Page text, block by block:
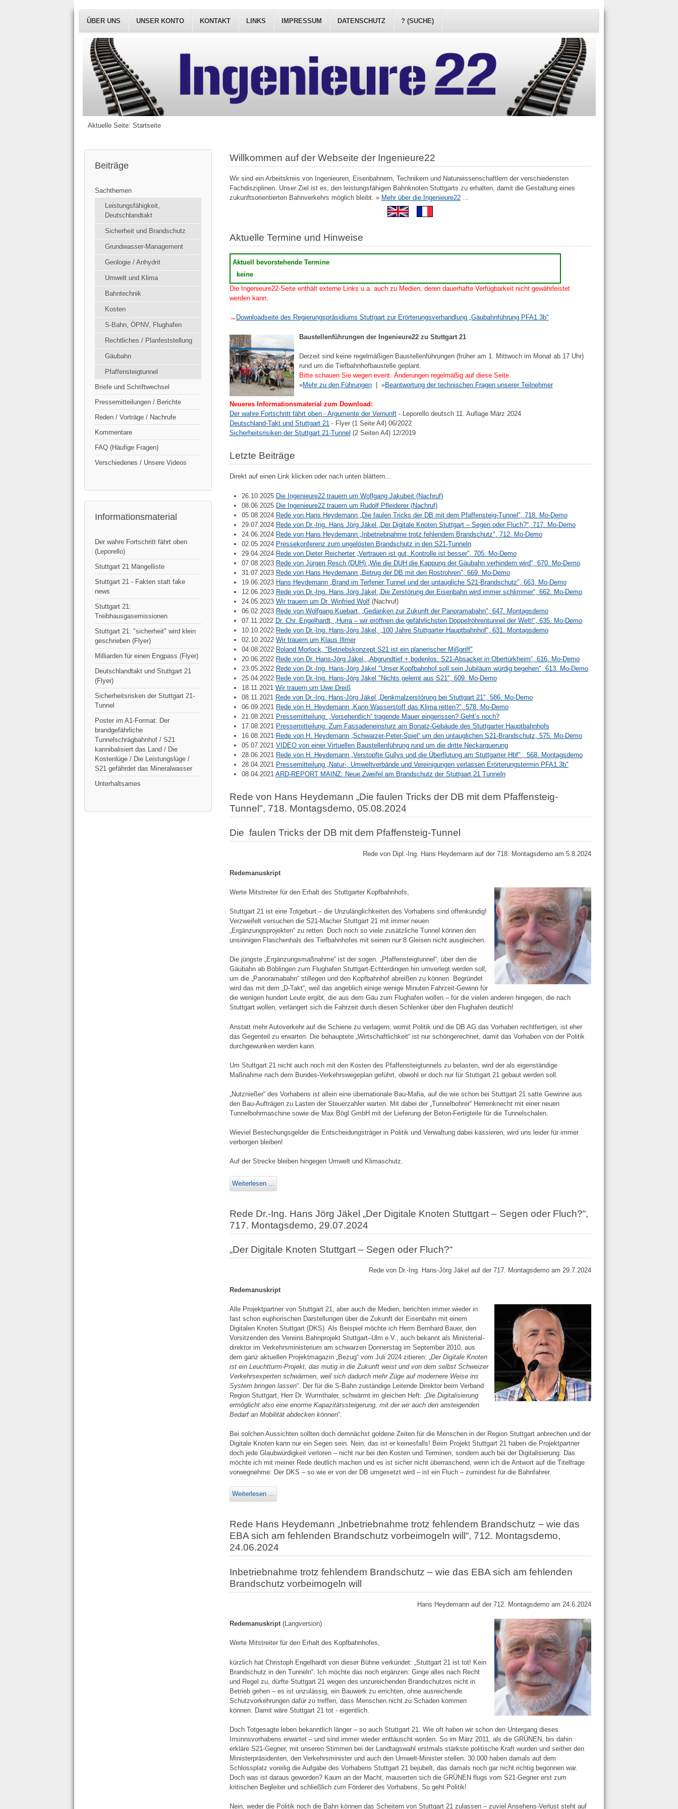
ÜBER UNS UNSER KONTO KONTAKT LINKS IMPRESSUM DATENSCHUTZ ? (SUCHE)
Aktuelle Seite: Startseite
Beiträge
Sachthemen
Leistungsfähigkeit,
Deutschlandtakt
Sicherheit und Brandschutz
Grundwasser-Management
Geologie / Anhydrit
Umwelt und Klima
Bahntechnik
Kosten
S-Bahn, ÖPNV, Flughafen
Rechtliches / Planfeststellung
Gäubahn
Pfaffensteigtunnel
Briefe und Schriftwechsel
Pressemitteilungen / Berichte
Reden / Vorträge / Nachrufe
Kommentare
FAQ (Häufige Fragen)
Verschiedenes / Unsere Videos
Informationsmaterial
Der wahre Fortschritt fährt oben
(Leporello)
Stuttgart 21 Mängelliste
Stuttgart 21 - Fakten statt fake
news
Stuttgart 21:
Treibhausgasemissionen
Stuttgart 21: "sicherheit" wird klein
geschrieben (Flyer)
Milliarden für einen Engpass (Flyer)
Deutschlandtakt und Stuttgart 21
(Flyer)
Sicherheitsrisken der Stuttgart 21-
Tunnel
Poster im A1-Format: Der
brandgefährliche
Tunnelschrägbahnhof / S21
kannibalisiert das Land / Die
Kostenlüge / Die Leistungslüge /
S21 gefährdet das Mineralwasser
Unterhaltsames
Willkommen auf der Webseite der Ingenieure22
Wir sind ein Arbeitskreis von Ingenieuren, Eisenbahnern, Technikern und Naturwissenschaftlern der verschiedensten
Fachdisziplinen. Unser Ziel ist es, den leistungsfähigen Bahnknoten Stuttgarts zu erhalten, damit die Gestaltung eines
zukunftsorientierten Bahnverkehrs möglich bleibt. » Mehr über die Ingenieure22...
Aktuelle Termine und Hinweise
Aktuell bevorstehende Termine
keine
Die Ingenieure22-Seite enthält externe Links u.a. auch zu Medien, deren dauerhafte Verfügbarkeit nicht gewährleistet
werden kann.
→ Downloadseite des Regierungspräsidiums Stuttgart zur Erörterungsverhandlung „Gäubahnführung PFA1.3b"
Baustellenführungen der Ingenieure22 zu Stuttgart 21
Derzeit sind keine regelmäßigen Baustellenführungen (früher am 1. Mittwoch im Monat ab 17 Uhr)
rund um die Tiefbahnhofbaustelle geplant.
Bitte schauen Sie wegen event. Änderungen regelmäßig auf diese Seite.
»Mehr zu den Führungen| »Beantwortung der technischen Fragen unserer Teilnehmer
Neueres Informationsmaterial zum Download:
Der wahre Fortschritt fährt oben - Argumente der Vernunft- Leporello deutsch 11. Auflage März 2024
Deutschland-Takt und Stuttgart 21 - Flyer (1 Seite A4) 06/2022
Sicherheitsrisiken der Stuttgart 21-Tunnel (2 Seiten A4) 12/2019
Letzte Beiträge
Direkt auf einen Link klicken oder nach unten blättern...
26.10.2025 Die Ingenieure22 trauern um Woflgang Jakubeit (Nachruf)
08.06.2025 Die Ingenieure22 trauern um Rudolf Pfleiderer (Nachruf)
05.08.2024 Rede von Hans Heydemann „Die faulen Tricks der DB mit dem Pfaffensteig-Tunnel", 718. Mo-Demo
29.07.2024 Rede von Dr.-Ing. Hans Jörg Jäkel „Der Digitale Knoten Stuttgart – Segen oder Fluch?“, 717. Mo-Demo
24.06.2024 Rede von Hans Heydemann „Inbetriebnahme trotz fehlendem Brandschutz", 712. Mo-Demo
02.05.2024 Pressekonferenz zum ungelösten Brandschutz in den S21-Tunneln
29.04.2024 Rede von Dieter Reicherter „Vertrauen ist gut, Kontrolle ist besser", 705. Mo-Demo
07.08.2023 Rede von Jürgen Resch (DUH) „Wie die DUH die Kappung der Gäubahn verhindern wird", 670. Mo-Demo
31.07.2023 Rede von Hans Heydemann „Betrug der DB mit den Rostrohren", 669. Mo-Demo
19.06.2023 Hans Heydemann „Brand im Terfener Tunnel und der untaugliche S21-Brandschutz", 663. Mo-Demo
12.06.2023 Rede von Dr.-Ing. Hans Jörg Jäkel „Die Zerstörung der Eisenbahn wird immer schlimmer“, 662. Mo-Demo
24.05.2023 Wir trauern um Dr. Winfried Wolf(Nachruf)
06.02.2023 Rede von Wolfgang Kuebart, „Gedanken zur Zukunft der Panoramabahn", 647. Montagsdemo
07.11.2022 Dr. Chr. Engelhardt, „Hurra – wir eröffnen die gefährlichsten Doppelröhrentunnel der Welt!“, 635. Mo-Demo
10.10.2022 Rede von Dr.-Ing. Hans-Jörg Jäkel, „100 Jahre Stuttgarter Hauptbahnhof“, 631. Montagsdemo
02.10.2022 Wir trauern um Klaus Illmer
04.08.2022 Roland Morlock, "Betriebskonzept S21 ist ein planerischer Mißgriff"
20.06.2022 Rede von Dr. Hans-Jörg Jäkel, „Abgrundtief + bodenlos: S21-Absacker in Obertürkheim“, 616. Mo-Demo
23.05.2022 Rede von Dr.-Ing. Hans-Jörg Jäkel "Unser Kopfbahnhof soll sein Jubiläum würdig begehen", 613. Mo-Demo
25.04.2022 Rede von Dr.-Ing. Hans-Jörg Jäkel "Nichts gelernt aus S21", 609. Mo-Demo
18.11.2021 Wir trauern um Uwe Dreiß
08.11.2021 Rede von Dr.-Ing. Hans-Jörg Jäkel „Denkmalzerstörung bei Stuttgart 21", 586. Mo-Demo
06.09.2021 Rede von H. Heydemann „Kann Wasserstoff das Klima retten?", 578. Mo-Demo
21.08.2021 Pressemitteilung: „Versehentlich“ tragende Mauer eingerissen? Geht’s noch?
17.08.2021 Pressemitteilung: Zum Fassadeneinsturz am Bonatz-Gebäude des Stuttgarter Hauptbahnhofs
16.08.2021 Rede von H. Heydemann „Schwarzer-Peter-Spiel“ um den untauglichen S21-Brandschutz, 575. Mo-Demo
05.07.2021 VIDEO von einer Virtuellen Baustellenführung rund um die dritte Neckarquerung
28.06.2021 Rede von H. Heydemann „Verstopfte Gullys und die Überflutung am Stuttgarter Hbf" , 568. Montagsdemo
28.04.2021 Pressemitteilung „Natur-, Umweltverbände und Vereinigungen verlassen Erörterungstermin PFA1.3b"
08.04.2021 ARD-REPORT MAINZ: Neue Zweifel am Brandschutz der Stuttgart 21 Tunneln
Rede von Hans Heydemann „Die faulen Tricks der DB mit dem Pfaffensteig-
Tunnel", 718. Montagsdemo, 05.08.2024
Die faulen Tricks der DB mit dem Pfaffensteig-Tunnel
Rede von Dipl.-Ing. Hans Heydemann auf der 718. Montagsdemo am 5.8.2024
Redemanuskript
Werte Mitstreiter für den Erhalt des Stuttgarter Kopfbahnhofs,
Stuttgart 21 ist eine Totgeburt – die Unzulänglichkeiten des Vorhabens sind offenkundig!
Verzweifelt versuchen die S21-Macher Stuttgart 21 mit immer neuen
„Ergänzungsprojekten“ zu retten. Doch noch so viele zusätzliche Tunnel können den
unsinnigen Flaschenhals des Tiefbahnhofes mit seinen nur 8 Gleisen nicht ausgleichen.
Die jüngste „Ergänzungsmaßnahme“ ist der sogen. „Pfaffensteigtunnel“, über den die
Gäubahn ab Böblingen zum Flughafen Stuttgart-Echterdingen hin umverlegt werden soll,
um die „Panoramabahn“ stillegen und den Kopfbahnhof abreißen zu können. Begründet
wird das mit dem „D-Takt“, weil das angeblich einige wenige Minuten Fahrzeit-Gewinn für
die wenigen hundert Leute ergibt, die aus dem Gäu zum Flughafen wollen – für die vielen anderen hingegen, die nach
Stuttgart wollen, verlängert sich die Fahrzeit durch diesen Schlenker über den Flughafen deutlich!
Anstatt mehr Autoverkehr auf die Schiene zu verlagern, womit Politik und die DB AG das Vorhaben rechtfertigen, ist eher
das Gegenteil zu erwarten. Die behauptete „Wirtschaftlichkeit“ ist nur schöngerechnet, damit das Vorhaben von der Politik
durchgewunken werden kann.
Um Stuttgart 21 nicht auch noch mit den Kosten des Pfaffensteigtunnels zu belasten, wird der als eigenständige
Maßnahme nach dem Bundes-Verkehrswegeplan geführt, obwohl er doch nur für Stuttgart 21 gebaut werden soll.
„Nutznießer“ des Vorhabens ist allein eine übernationale Bau-Mafia, auf die wie schon bei Stuttgart 21 satte Gewinne aus
den Bau-Aufträgen zu Lasten der Steuerzahler warten. Mit dabei der „Tunnelbohrer“ Herrenknecht mit einer neuen
Tunnelbohrmaschine sowie die Max Bögl GmbH mit der Lieferung der Beton-Fertigteile für die Tunnelschalen.
Wieviel Bestechungsgelder die Entscheidungsträger in Politik und Verwaltung dabei kassieren, wird uns leider für immer
verborgen bleiben!
Auf der Strecke bleiben hingegen Umwelt und Klimaschutz.
Weiterlesen ...
Rede Dr.-Ing. Hans Jörg Jäkel „Der Digitale Knoten Stuttgart – Segen oder Fluch?“,
717. Montagsdemo, 29.07.2024
„Der Digitale Knoten Stuttgart – Segen oder Fluch?“
Rede von Dr.-Ing. Hans-Jörg Jäkel auf der 717. Montagsdemo am 29.7.2024
Redemanuskript
Alle Projektpartner von Stuttgart 21, aber auch die Medien, berichten immer wieder in
fast schon euphorischen Darstellungen über die Zukunft der Eisenbahn mit einem
Digitalen Knoten Stuttgart (DKS). Als Beispiel möchte ich Herrn Bernhard Bauer, den
Vorsitzenden des Vereins Bahnprojekt Stuttgart–Ulm e.V., auch bekannt als Ministerial­
direktor im Verkehrsministerium am schwarzen Donnerstag im September 2010, aus
dem ganz aktuellen Projektmagazin „Bezug“ vom Juli 2024 zitieren: „ Der Digitale Knoten
ist ein Leuchtturm-Projekt, das mutig in die Zukunft weist und von dem selbst Schweizer
Verkehrsexperten schwärmen, weil sich dadurch mehr Züge auf modernere Weise ins
System bringen lassen“. Der für die S-Bahn zuständige Leitende Direktor beim Verband
Region Stuttgart, Herr Dr. Wurmthaler, schwärmt im gleichen Heft: „ Die Digitalisierung
ermöglicht also eine enorme Kapazitätssteigerung, mit der wir auch den ansteigenden
Bedarf an Mobilität abdecken können“.
Bei solchen Aussichten sollten doch demnächst goldene Zeiten für die Menschen in der Region Stuttgart anbrechen und der
Digitale Knoten kann nur ein Segen sein. Nein, das ist er keinesfalls! Beim Projekt Stuttgart 21 haben die Projektpartner
doch jede Glaub­würdigkeit verloren – nicht nur bei den Kosten und Terminen, sondern auch bei der Digitalisierung. Das
möchte ich mit meiner Rede deutlich machen und es ist sicher nicht überraschend, wenn ich die Antwort auf die Titelfrage
vorwegnehme: Der DKS – so wie er von der DB umgesetzt wird – ist ein Fluch – zumindest für die Bahnfahrer.
Weiterlesen ...
Rede Hans Heydemann „Inbetriebnahme trotz fehlendem Brandschutz – wie das
EBA sich am fehlenden Brandschutz vorbeimogeln will“, 712. Montagsdemo,
24.06.2024
Inbetriebnahme trotz fehlendem Brandschutz – wie das EBA sich am fehlenden
Brandschutz vorbeimogeln will
Hans Heydemann auf der 712. Montagsdemo am 24.6.2024
Redemanuskript(Langversion)
Werte Mitstreiter für den Erhalt des Kopfbahnhofes,
kürzlich hat Christoph Engelhardt von dieser Bühne verkündet: „Stuttgart 21 ist tot! Kein
Brandschutz in den Tunneln“. Ich möchte das noch ergänzen: Ginge alles nach Recht
und Regel zu, dürfte Stuttgart 21 wegen des unzureichenden Brandschutzes nicht in
Betrieb gehen – es ist unzulässig, ein Bauwerk zu errichten, ohne ausreichende
Schutzvorkehrungen dafür zu treffen, dass Menschen nicht zu Schaden kommen
können. Damit wäre Stuttgart 21 tot - eigentlich.
Doch Totgesagte leben bekanntlich länger – so auch Stuttgart 21. Wie oft haben wir schon den Untergang dieses
Irrsinnsvorhabens erwartet – und sind immer wieder enttäuscht worden. So im März 2011, als die GRÜNEN, bis dahin
erkläre S21-Gegner, mit unseren Stimmen bei der Landtagswahl erstmals stärkste politische Kraft wurden und seither den
Ministerpräsidenten, den Verkehrsminister und auch den Umwelt-Minister stellen. 30.000 haben damals auf dem
Schlossplatz voreilig die Aufgabe des Vorhabens Stuttgart 21 bejubelt, das damals noch gar nicht richtig begonnen war.
Doch was ist daraus geworden? Kaum an der Macht, mauserten sich die GRÜNEN flugs vom S21-Gegner erst zum
kritischen Begleiter und schließlich zum Förderer des Vorhabens. So geht Politik!
Nein, weder die Politik noch die Bahn können das Scheitern von Stuttgart 21 zulassen – zuviel Ansehens-Verlust steht auf